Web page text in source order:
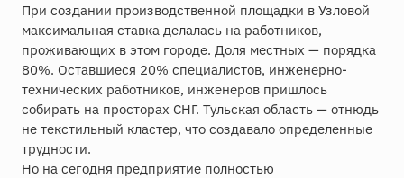
При создании производственной площадки в Узловой
максимальная ставка делалась на работников,
проживающих в этом городе. Доля местных — порядка
80%. Оставшиеся 20% специалистов, инженерно-
технических работников, инженеров пришлось
собирать на просторах СНГ. Тульская область — отнюдь
не текстильный кластер, что создавало определенные
трудности.
Но на сегодня предприятие полностью